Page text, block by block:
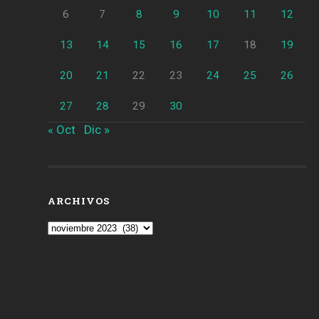
6 7 8 9 10 11 12
13 14 15 16 17 18 19
20 21 22 23 24 25 26
27 28 29 30
« Oct Dic »
ARCHIVOS
Archivos